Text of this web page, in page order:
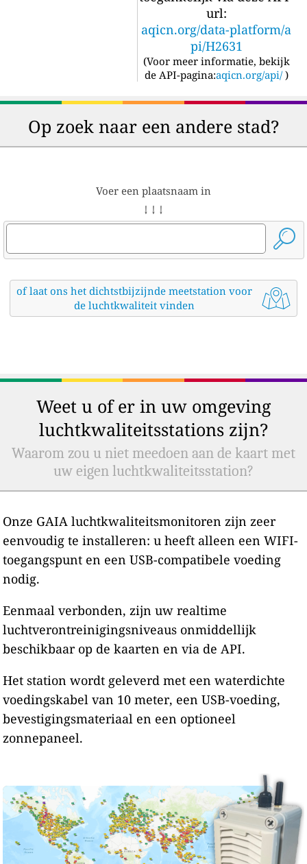
url:
aqicn.org/data-platform/a
pi/H2631
(Voor meer informatie, bekijk
de API-pagina:aqicn.org/api/ )
Op zoek naar een andere stad?
Voer een plaatsnaam in
↓ ↓ ↓
of laat ons het dichtstbijzijnde meetstation voor
de luchtkwaliteit vinden
Weet u of er in uw omgeving
luchtkwaliteitsstations zijn?
Waarom zou u niet meedoen aan de kaart met
uw eigen luchtkwaliteitsstation?
Onze GAIA luchtkwaliteitsmonitoren zijn zeer
eenvoudig te installeren: u heeft alleen een WIFI-
toegangspunt en een USB-compatibele voeding
nodig.
Eenmaal verbonden, zijn uw realtime
luchtverontreinigingsniveaus onmiddellijk
beschikbaar op de kaarten en via de API.
Het station wordt geleverd met een waterdichte
voedingskabel van 10 meter, een USB-voeding,
bevestigingsmateriaal en een optioneel
zonnepaneel.